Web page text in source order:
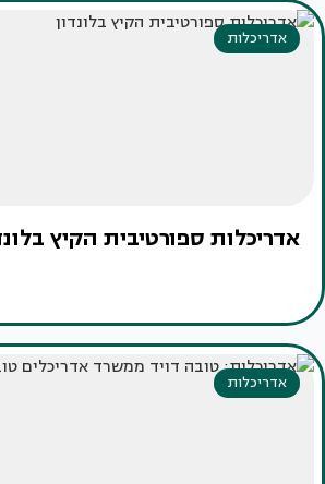
אדריכלות
אדריכלות ספורטיבית הקיץ
אדריכלות